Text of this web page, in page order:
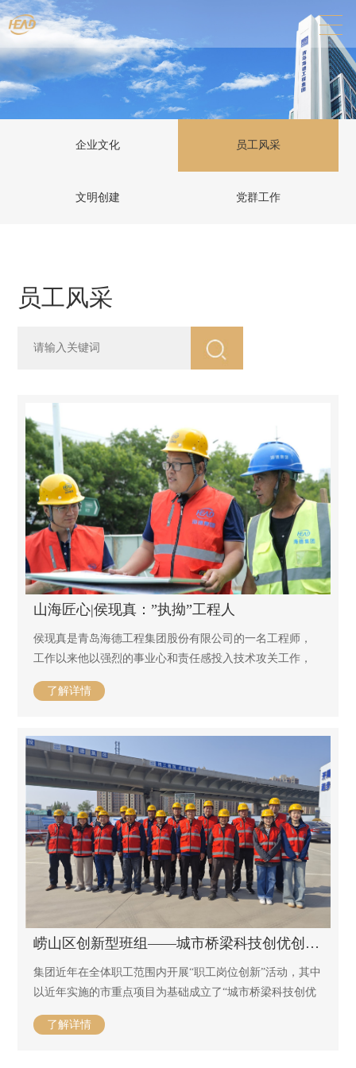
企业文化 员工风采
文明创建 党群工作
员工风采
山海匠心|侯现真：”执拗”工程人
侯现真是青岛海德工程集团股份有限公司的一名工程师，
工作以来他以强烈的事业心和责任感投入技术攻关工作，
不断解决技术难题，多项成果在集团内部广泛推行，因为
做事认真严谨，成为公司年轻一代的“工匠”代言人。
了解详情
崂山区创新型班组——城市桥梁科技创优创新班组
集团近年在全体职工范围内开展“职工岗位创新”活动，其中
以近年实施的市重点项目为基础成立了“城市桥梁科技创优
了解详情